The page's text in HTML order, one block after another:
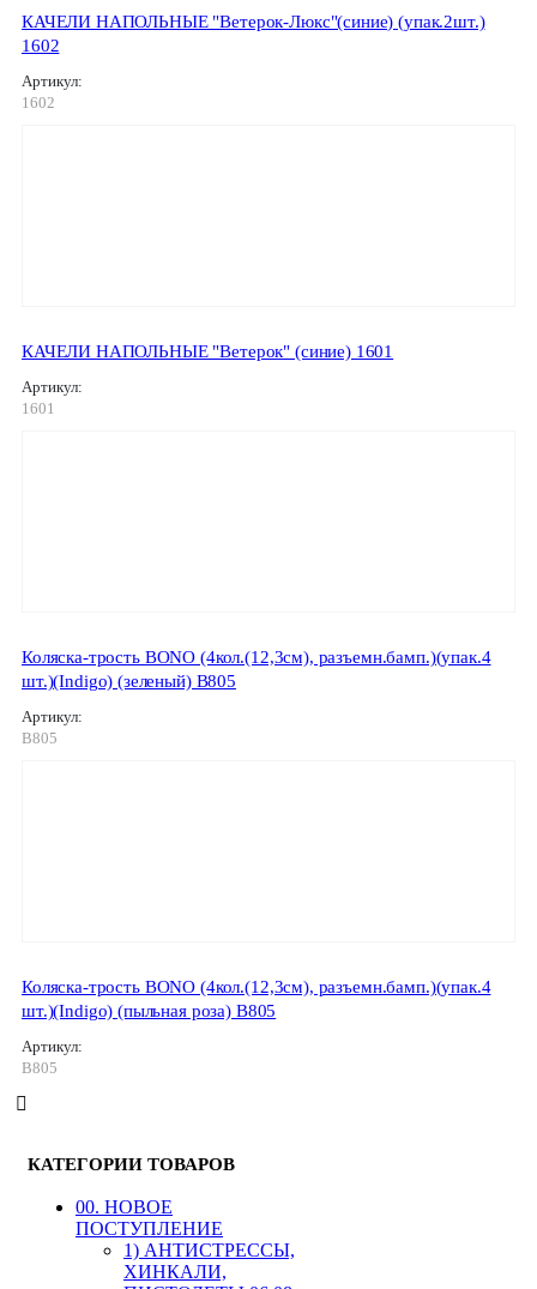
КАЧЕЛИ НАПОЛЬНЫЕ "Ветерок-Люкс"(синие) (упак.2шт.)
1602
Артикул:
1602
КАЧЕЛИ НАПОЛЬНЫЕ "Ветерок" (синие) 1601
Артикул:
1601
Коляска-трость BONO (4кол.(12,3см), разъемн.бамп.)(упак.4
шт.)(Indigo) (зеленый) B805
Артикул:
B805
Коляска-трость BONO (4кол.(12,3см), разъемн.бамп.)(упак.4
шт.)(Indigo) (пыльная роза) B805
Артикул:
B805
КАТЕГОРИИ ТОВАРОВ
00. HОВОЕ
ПОСТУПЛЕНИЕ
1) АНТИСТРЕССЫ,
ХИНКАЛИ,